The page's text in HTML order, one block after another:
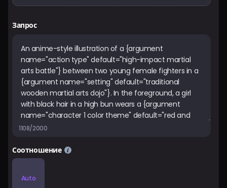
Запрос
1108/2000
Соотношение
Auto